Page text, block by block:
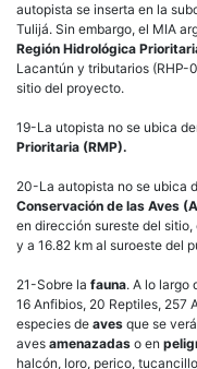
autopista se inserta en la
Tulijá. Sin embargo, el MIA
Región Hidrológica
Lacantún y tributarios (RHP-
sitio del proyecto.
19-La utopista no se ubica
Prioritaria (RMP).
20-La autopista no se ubica
Conservación de las Aves
en dirección sureste del
y a 16.82 km al suroeste del
21-Sobre la fauna. A lo largo
16 Anfibios, 20 Reptiles, 257
especies de aves que se
aves amenazadas o en
halcón, loro, perico,